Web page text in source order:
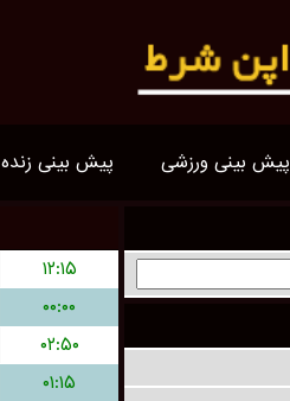
پیش بینی ورزشی پیش بینی زنده
۱۲:۱۵
۰۰:۰۰
۰۲:۵۰
۰۱:۱۵